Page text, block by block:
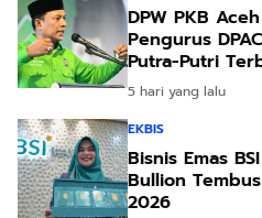
DPW PKB
Pengurus
Putra-Putri
5 hari yang lalu
EKBIS
Bisnis Emas
Bullion
2026